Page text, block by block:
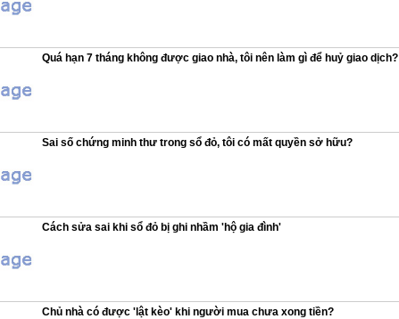
Quá hạn 7 tháng không được giao nhà, tôi nên làm gì để huỷ giao dịch?
Sai số chứng minh thư trong sổ đỏ, tôi có mất quyền sở hữu?
Cách sửa sai khi sổ đỏ bị ghi nhầm 'hộ gia đình'
Chủ nhà có được 'lật kèo' khi người mua chưa xong tiền?